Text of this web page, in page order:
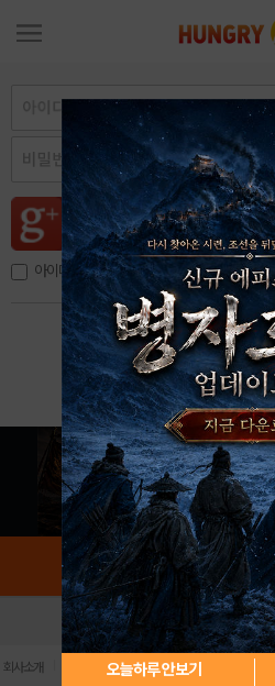
아이디, 이메일 저장
아이디 / 비밀번호 찾기
오늘하루 안보기
로그인 PC버전
회사소개 | 개인정보 처리방침